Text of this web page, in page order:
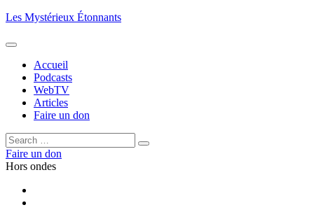
Aller
contenu
Les Mystérieux Étonnants
Accueil
Podcasts
WebTV
Articles
Faire un don
Rechercher :
Rechercher
Faire un don
Hors ondes